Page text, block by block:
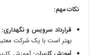
نکات مهم:
قرارداد سرویس و نگهداری:
بهتر است با یک شرکت